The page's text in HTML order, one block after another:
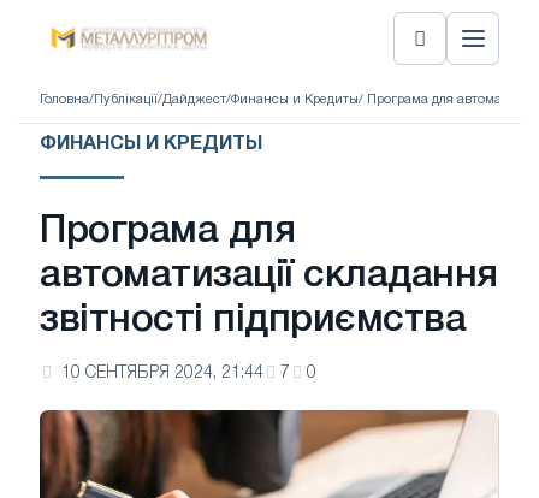
Головна/ Публікації/Дайджест/Финансы и Кредиты/ Програма для
ФИНАНСЫ И КРЕДИТЫ
Програма для
автоматизації складання
звітності підприємства
10 СЕНТЯБРЯ 2024, 21:44 7 0